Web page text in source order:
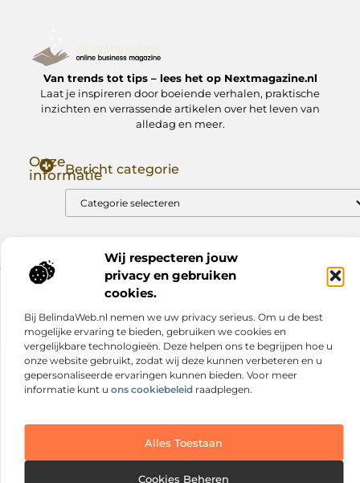
Wij respecteren jouw
privacy en gebruiken
cookies.
Bij BelindaWeb.nl nemen we uw privacy serieus. Om u de best
mogelijke ervaring te bieden, gebruiken we cookies en
vergelijkbare technologieën. Deze helpen ons te begrijpen hoe u
onze website gebruikt, zodat wij deze kunnen verbeteren en u
gepersonaliseerde ervaringen kunnen bieden. Voor meer
informatie kunt u ons cookiebeleid raadplegen.
Alles Toestaan
Cookies Beheren
Van trends tot tips – lees het op Nextmagazine.nl
Laat je inspireren door boeiende verhalen, praktische
inzichten en verrassende artikelen over het leven van
alledag en meer.
Onze
informatieBericht categorie
Website index
@2025 www.nextmagazine.nl. All Right Reserved.